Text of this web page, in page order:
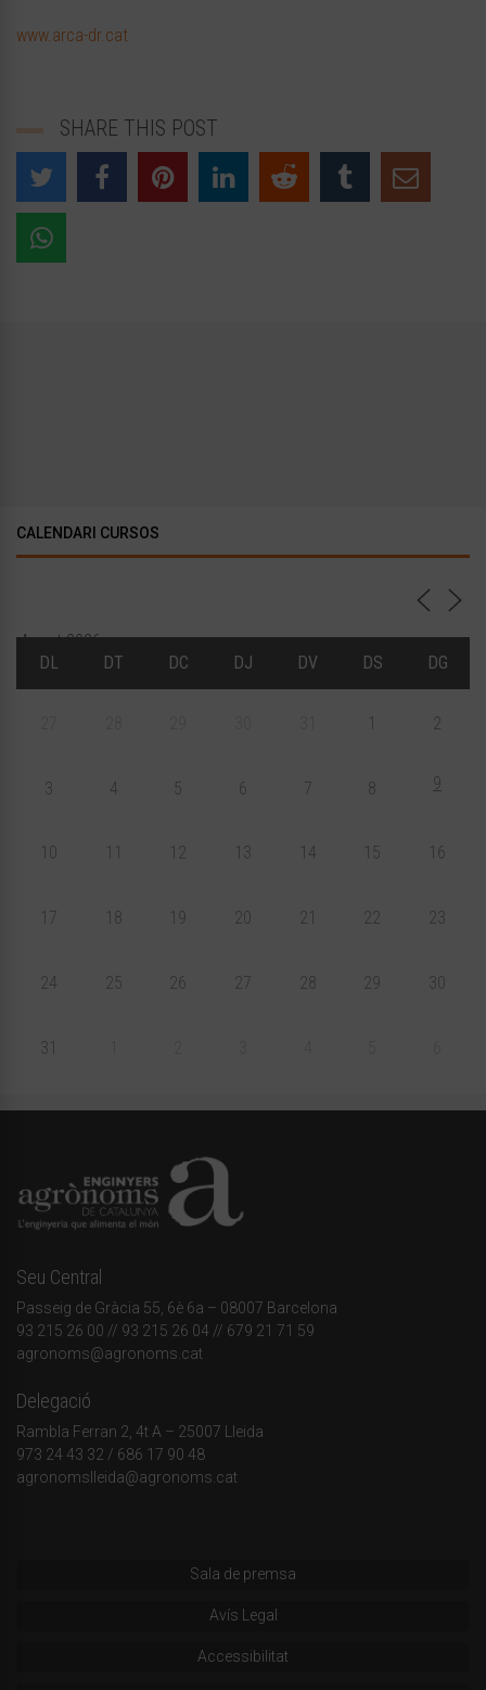
www.arca-dr.cat
SHARE THIS POST
CALENDARI CURSOS
Agost 2026
DL
DT DC DJ DV DS DG
1 2
3 4 5 6 7 8 9
10 11 12 13 14 15 16
17 18 19 20 21 22 23
24 25 26 27 28 29 30
31
Seu Central
Passeig de Gràcia 55, 6è 6a – 08007 Barcelona
93 215 26 00 // 93 215 26 04 // 679 21 71 59
agronoms@agronoms.cat
Delegació
Rambla Ferran 2, 4t A – 25007 Lleida
973 24 43 32 / 686 17 90 48
agronomslleida@agronoms.cat
Sala de premsa
Avís Legal
Accessibilitat